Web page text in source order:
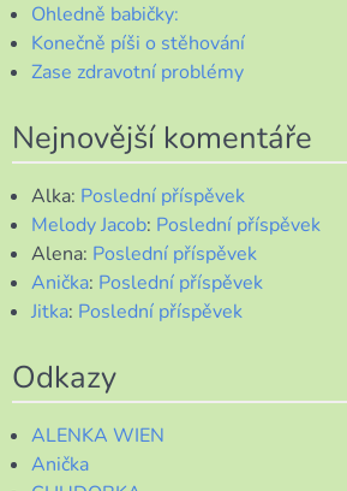
Ohledně babičky:
Konečně píši o stěhování
Zase zdravotní problémy
Nejnovější komentáře
Alka: Poslední příspěvek
Melody Jacob: Poslední příspěvek
Alena: Poslední příspěvek
Anička: Poslední příspěvek
Jitka: Poslední příspěvek
Odkazy
ALENKA WIEN
Anička